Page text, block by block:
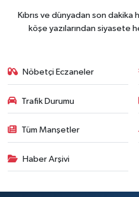
Kıbrıs ve dünyadan son
köşe yazılarından siyasete
Nöbetçi Eczaneler
Trafik Durumu
Tüm Manşetler
Haber Arşivi